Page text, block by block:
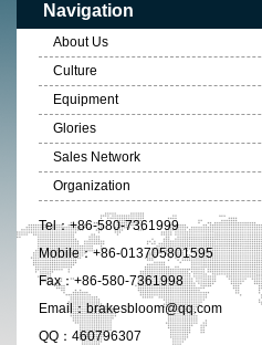
Navigation
About Us
Culture
Equipment
Glories
Sales Network
Organization
Tel：+86-580-7361999
Mobile：+86-013705801595
Fax：+86-580-7361998
Email：brakesbloom@qq.com
QQ： 460796307